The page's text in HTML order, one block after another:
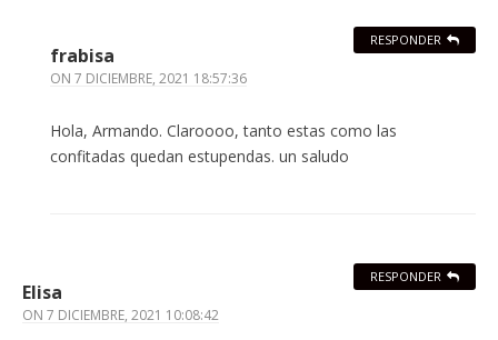
frabisa
ON 7 DICIEMBRE, 2021 18:57:36
Hola, Armando. Claroooo, tanto estas como las
confitadas quedan estupendas. un saludo
RESPONDER
Elisa
ON 7 DICIEMBRE, 2021 10:08:42
RESPONDER